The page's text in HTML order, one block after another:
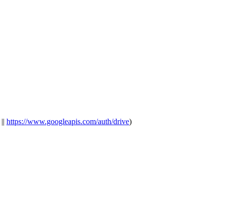
|| https://www.googleapis.com/auth/drive)